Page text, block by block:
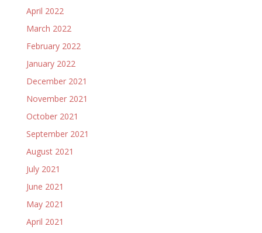
April 2022
March 2022
February 2022
January 2022
December 2021
November 2021
October 2021
September 2021
August 2021
July 2021
June 2021
May 2021
April 2021